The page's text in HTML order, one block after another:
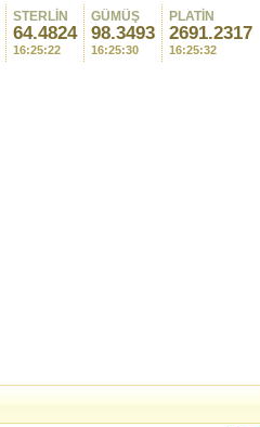
STERLİN
64.4824
16:25:22
GÜMÜŞ
98.3493
16:25:30
PLATİN
2691.2317
16:25:32